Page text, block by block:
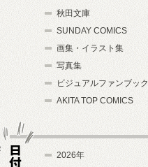
秋田文庫
SUNDAY COMICS
画集・イラスト集
写真集
ビジュアルファンブック
AKITA TOP COMICS
2026年